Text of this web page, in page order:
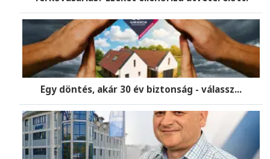
Egy döntés, akár 30 év biztonság - válassz...